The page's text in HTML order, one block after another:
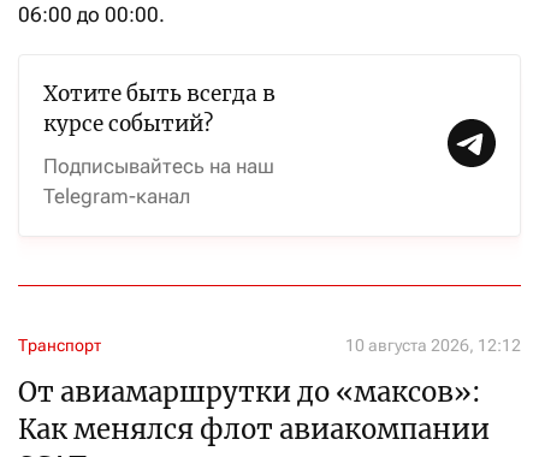
06:00 до 00:00.
Хотите быть всегда в
курсе событий?
Подписывайтесь на наш
Telegram-канал
Транспорт 10 августа 2026, 12:12
От авиамаршрутки до «максов»:
Как менялся флот авиакомпании